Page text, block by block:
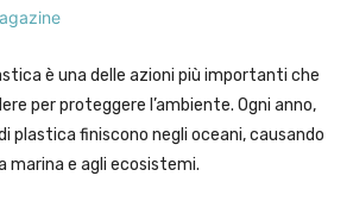
è una delle azioni più importanti che
per proteggere l’ambiente. Ogni anno,
plastica finiscono negli oceani, causando
marina e agli ecosistemi.